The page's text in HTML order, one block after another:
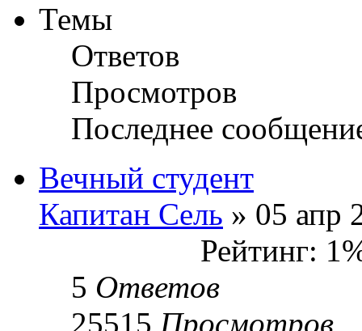
Темы
Ответов
Просмотров
Последнее
Вечный студент
Капитан Сель » 05 апр
Рейтинг:
5 Ответов
25515 Просмотров